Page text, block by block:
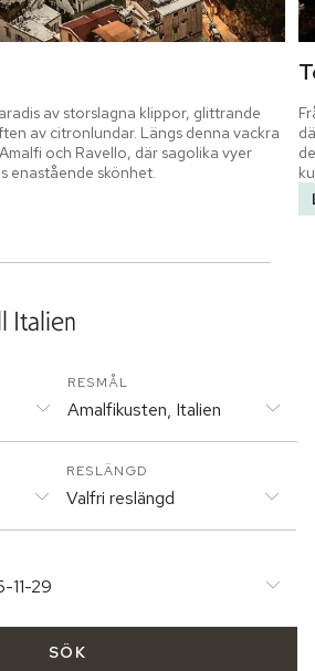
av storslagna klippor, glittrande
av citronlundar. Längs denna vackra
och Ravello, där sagolika vyer
enastående skönhet.
Italien
RESMÅL
Amalfikusten, Italien
RESLÄNGD
Valfri reslängd
11-29
SÖK